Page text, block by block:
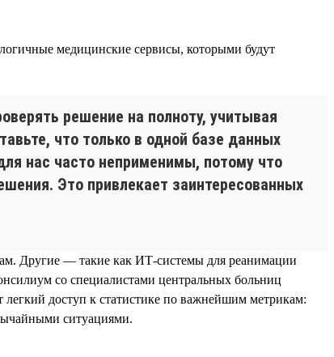
медицинские сервисы, которыми будут
решение на полноту, учитывая
что только в одной базе данных
нас часто неприменимы, потому что
Это привлекает заинтересованных
Другие — такие как ИТ-системы для реанимации
со специалистами центральных больниц
доступ к статистике по важнейшим метрикам:
ситуациями.